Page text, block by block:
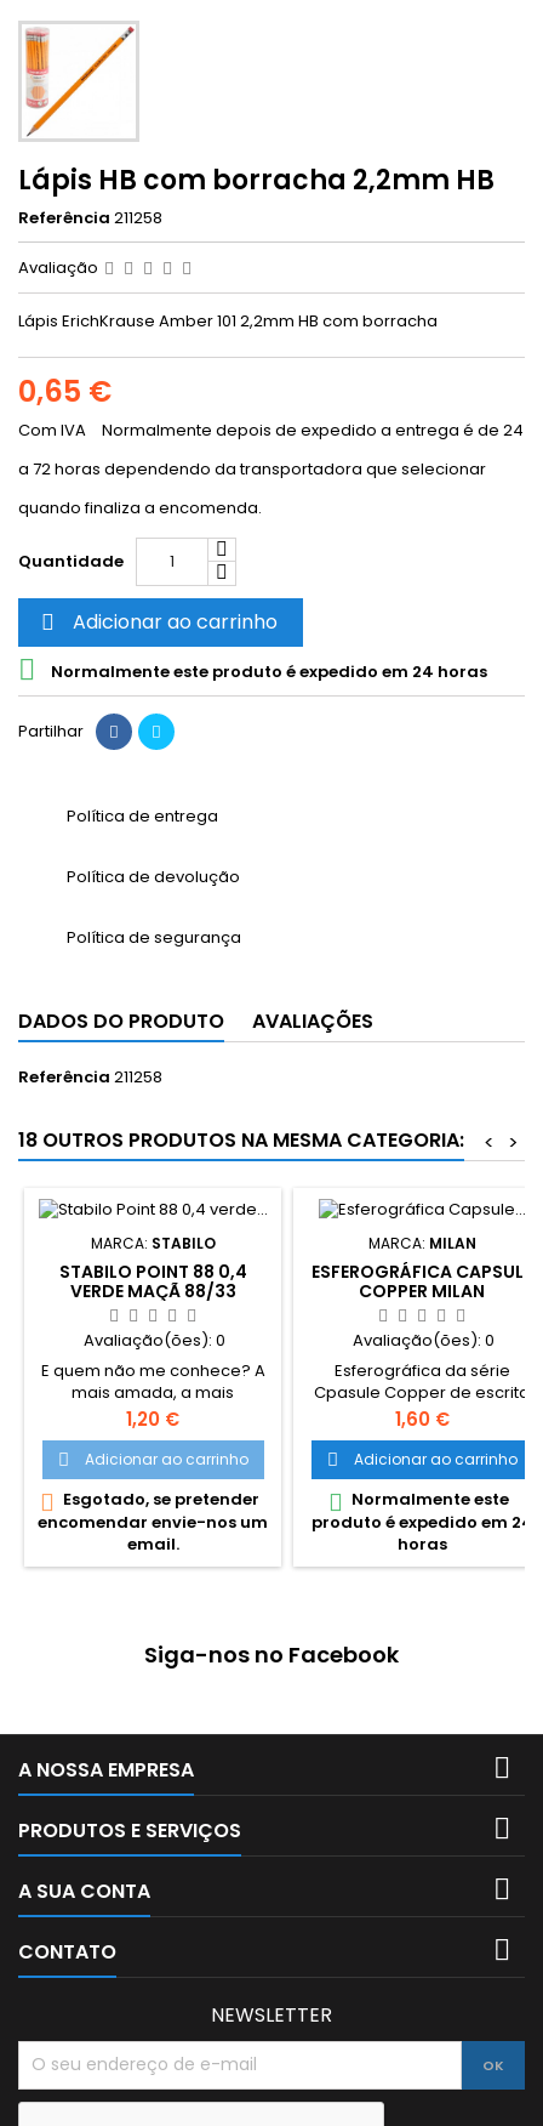
Lápis HB com borracha 2,2mm HB
Referência 211258
Avaliação
Lápis ErichKrause Amber 101 2,2mm HB com borracha
0,65 €
Com IVA
Normalmente depois de expedido a entrega é de 24
a 72 horas dependendo da transportadora que selecionar
quando finaliza a encomenda.
Quantidade
 Adicionar ao carrinho
 Normalmente este produto é expedido em 24 horas
Partilhar
Política de entrega
Política de devolução
Política de segurança
DADOS DO PRODUTO AVALIAÇÕES
Referência 211258
18 OUTROS PRODUTOS NA MESMA CATEGORIA: >
<
MARCA: STABILO
STABILO POINT 88 0,4
VERDE MAÇÃ 88/33
Avaliação(ões): 0
E quem não me conhece? A
mais amada, a mais
procurada, a primeira e
única Point 88 da Stabilo.
Indicada para desenhos
detalhados, traços precisos
e escrita fina. A grossura da
ponta auxilia no uso em
estênceis e réguas. A
ponteira de metal aumenta a
0.4 mm Ponteira de metal...
Preço
1,20 €
 Adicionar ao carrinho
 Esgotado, se pretender
encomendar envie-nos um
email.
MARCA: MILAN
ESFEROGRÁFICA CAPSULE
COPPER MILAN
Avaliação(ões): 0
Esferográfica da série
Cpasule Copper de escrita
azul. Disponível com corpo
de caneta em 4 cores
diferentes. Vende-se em
cores sortidas. Ponta de 1mm
e com cerca de 1000 metros
de escrita. Dimensões: 13,4 x
1,6 cm. 1,4 cm Ø
Preço
1,60 €
 Adicionar ao carrinho
 Normalmente este
produto é expedido em 24
horas
Siga-nos no Facebook
A NOSSA EMPRESA 
PRODUTOS E SERVIÇOS 
A SUA CONTA 
CONTATO 
NEWSLETTER